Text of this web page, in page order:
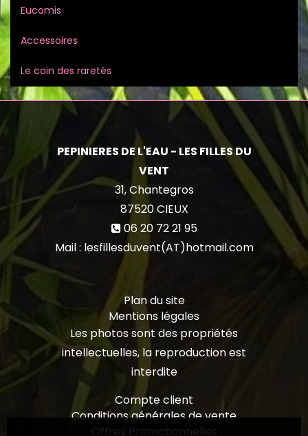
Eucomis
Accessoires
Le coin des raretés
PEPINIERES DE L'EAU - LES FILLES DU
VENT
31, Chantegros
87520CIEUX
06 20 72 21 95
Mail : lesfillesduvent(AT)hotmail.com
Plan du site
Mentions légales
Les photos sont des propriétés
intellectuelles, la reproduction est
interdite
Compte client
Conditions générales de vente
Offres Promotionnelles